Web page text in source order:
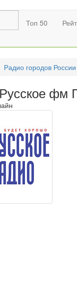
Топ 50
Радио городов России
фм